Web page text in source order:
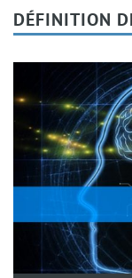
DÉFINITION